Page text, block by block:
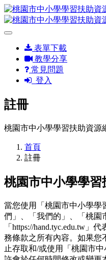
表單下載
教學分享
常見問題
登入
註冊
桃園市中小學學習扶助資源
首頁
註冊
桃園市中小學學
當您使用「桃園市中小學學
們」、「我們的」、「桃園
「https://hand.tyc.edu.tw」
務條款之所有內容。如果您
止存取和/或使用「桃園市